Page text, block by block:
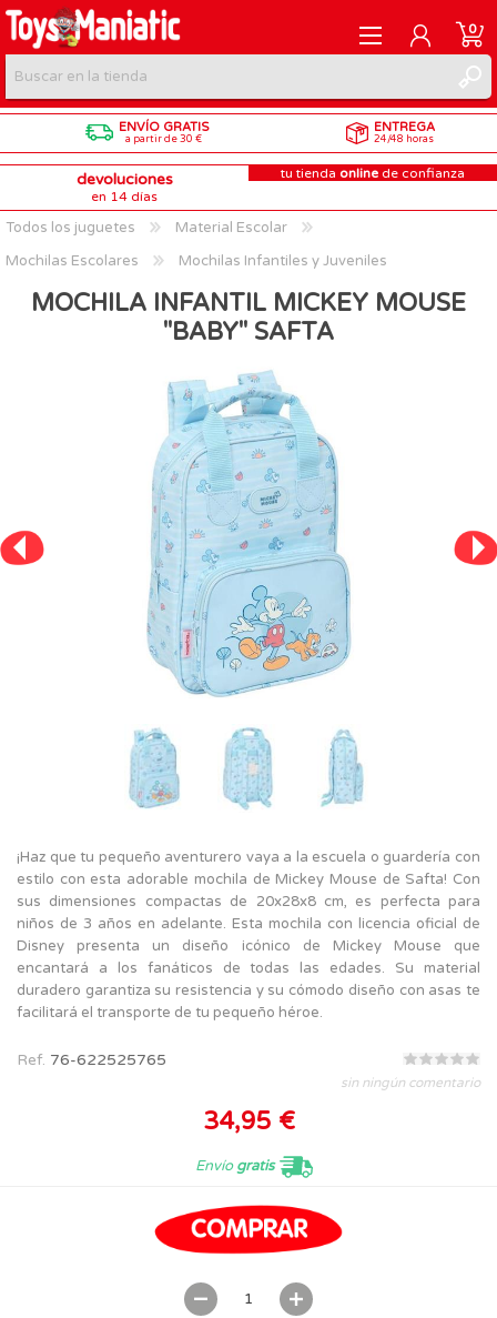
REGISTRARME
INICIAR SESIÓN
0
ENVÍO GRATIS
a partir de 30 €
ENTREGA
24/48 horas
devoluciones
en 14 días
tu tienda online de confianza
Todos los juguetes
Material Escolar
Mochilas Escolares
Mochilas Infantiles y Juveniles
MOCHILA INFANTIL MICKEY MOUSE
"BABY" SAFTA
¡Haz que tu pequeño aventurero vaya a la escuela o guardería con
estilo con esta adorable mochila de Mickey Mouse de Safta! Con
sus dimensiones compactas de 20x28x8 cm, es perfecta para
niños de 3 años en adelante. Esta mochila con licencia oficial de
Disney presenta un diseño icónico de Mickey Mouse que
encantará a los fanáticos de todas las edades. Su material
duradero garantiza su resistencia y su cómodo diseño con asas te
facilitará el transporte de tu pequeño héroe.
Ref. 76-622525765
sin ningún comentario
34,95 €
Envíogratis